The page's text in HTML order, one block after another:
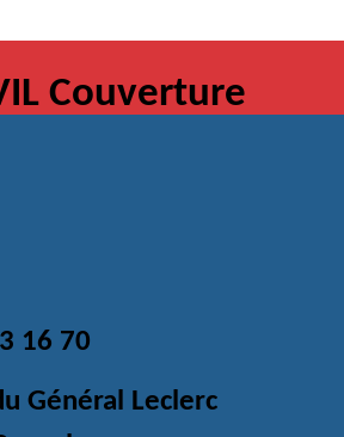
Couverture
16 70
Général Leclerc